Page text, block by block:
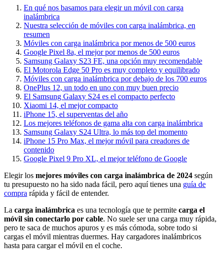
En qué nos basamos para elegir un móvil con carga
inalámbrica
Nuestra selección de móviles con carga inalámbrica, en
resumen
Móviles con carga inalámbrica por menos de 500 euros
Google Pixel 8a, el mejor por menos de 500 euros
Samsung Galaxy S23 FE, una opción muy recomendable
El Motorola Edge 50 Pro es muy completo y equilibrado
Móviles con carga inalámbrica por debajo de los 700 euros
OnePlus 12, un todo en uno con muy buen precio
El Samsung Galaxy S24 es el compacto perfecto
Xiaomi 14, el mejor compacto
iPhone 15, el superventas del año
Los mejores teléfonos de gama alta con carga inalámbrica
Samsung Galaxy S24 Ultra, lo más top del momento
iPhone 15 Pro Max, el mejor móvil para creadores de
contenido
Google Pixel 9 Pro XL, el mejor teléfono de Google
Elegir los mejores móviles con carga inalámbrica de 2024 según
tu presupuesto no ha sido nada fácil, pero aquí tienes una guía de
compra rápida y fácil de entender.
La carga inalámbrica es una tecnología que te permite carga el
móvil sin conectarlo por cable. No suele ser una carga muy rápida,
pero te saca de muchos apuros y es más cómoda, sobre todo si
cargas el móvil mientras duermes. Hay cargadores inalámbricos
hasta para cargar el móvil en el coche.